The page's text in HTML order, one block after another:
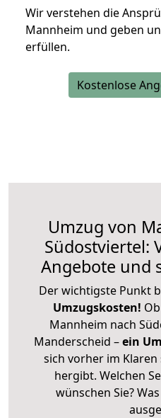
Wir verstehen die
Mannheim und geben
erfüllen.
Kostenlose
Umzug von
Südostviertel:
Angebote und
Der wichtigste Punkt
Umzugskosten!
Mannheim nach
Manderscheid –ein
sich vorher im
hergibt. Welchen
wünschen Sie?